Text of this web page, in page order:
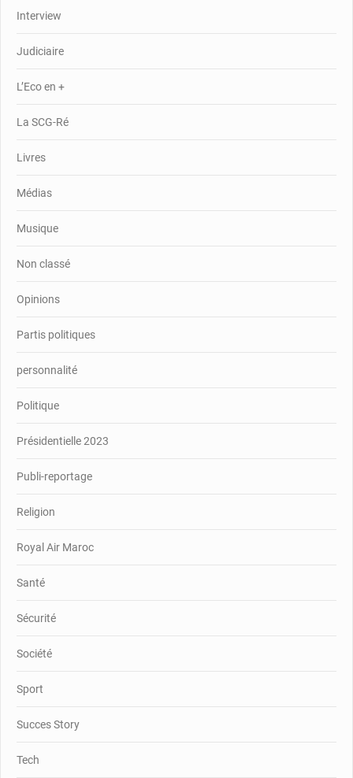
Interview
Judiciaire
L’Eco en +
La SCG-Ré
Livres
Médias
Musique
Non classé
Opinions
Partis politiques
personnalité
Politique
Présidentielle 2023
Publi-reportage
Religion
Royal Air Maroc
Santé
Sécurité
Société
Sport
Succes Story
Tech